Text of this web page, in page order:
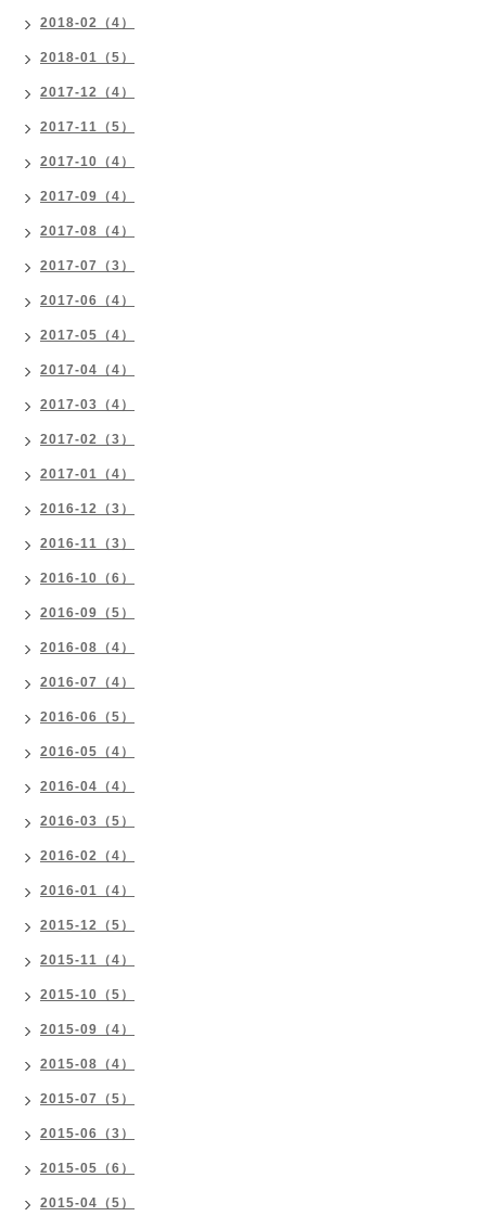
2018-02（4）
2018-01（5）
2017-12（4）
2017-11（5）
2017-10（4）
2017-09（4）
2017-08（4）
2017-07（3）
2017-06（4）
2017-05（4）
2017-04（4）
2017-03（4）
2017-02（3）
2017-01（4）
2016-12（3）
2016-11（3）
2016-10（6）
2016-09（5）
2016-08（4）
2016-07（4）
2016-06（5）
2016-05（4）
2016-04（4）
2016-03（5）
2016-02（4）
2016-01（4）
2015-12（5）
2015-11（4）
2015-10（5）
2015-09（4）
2015-08（4）
2015-07（5）
2015-06（3）
2015-05（6）
2015-04（5）